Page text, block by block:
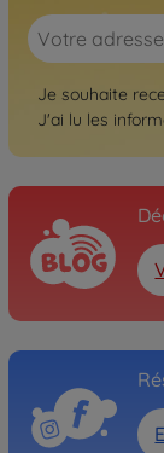
Je souhaite
J'ai lu les